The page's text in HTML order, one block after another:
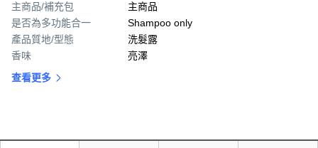
主商品/補充包
主商品
是否為多功能合一
Shampoo only
產品質地/型態
洗髮露
香味
亮澤
查看更多